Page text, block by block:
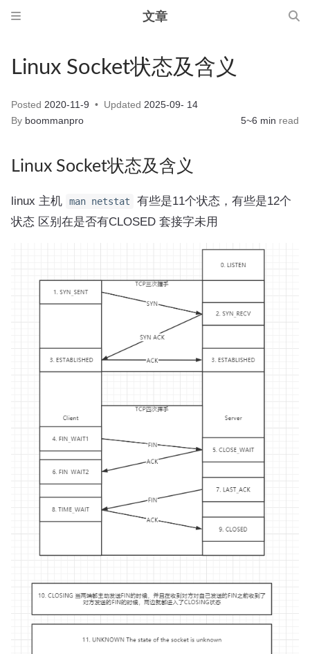
文章
Linux Socket状态及含义
Posted 2020-11-9 Updated 2025-09- 14
By boommanpro 5~6 min read
Linux Socket状态及含义
linux 主机 man netstat
有些是11个状态，有些是12个
状态 区别在是否有CLOSED 套接字未用